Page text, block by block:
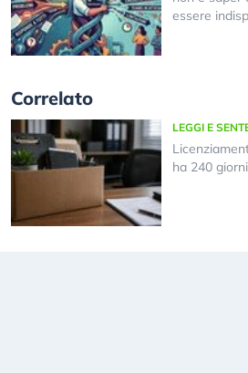
essere
Correlato
LEGGI E
ha 240